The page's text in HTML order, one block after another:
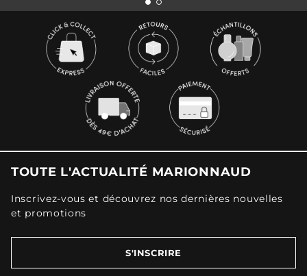
TOUTE L'ACTUALITÉ MARIONNAUD
Inscrivez-vous et découvrez nos dernières nouvelles
et promotions
S'INSCRIRE